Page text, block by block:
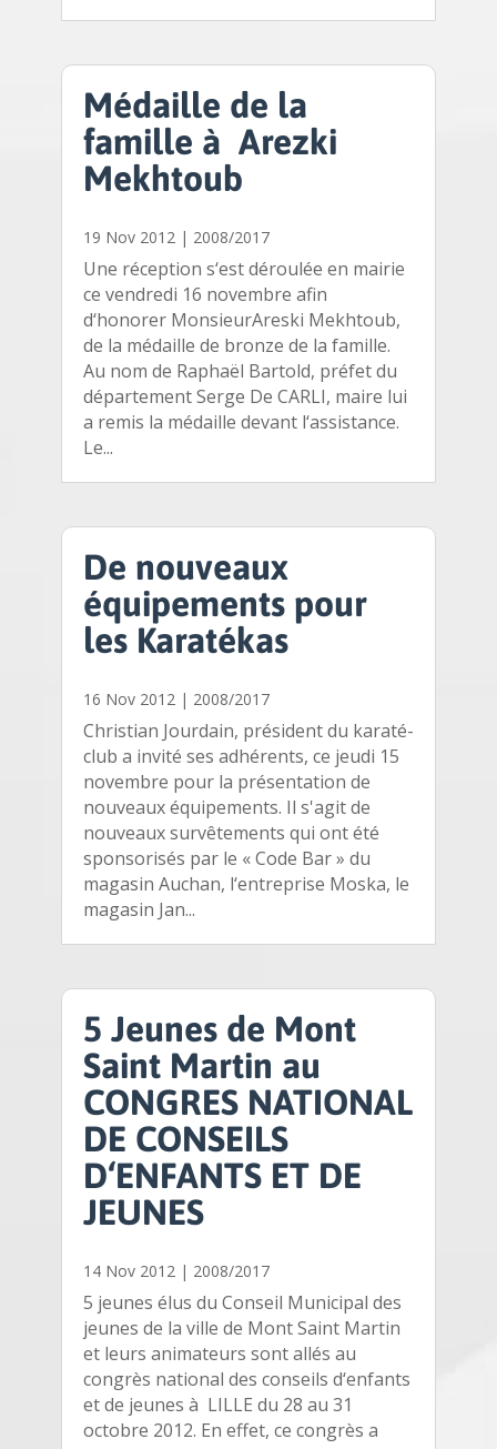
Médaille de la
famille à Arezki
Mekhtoub
19 Nov 2012| 2008/2017
Une réception s‘est déroulée en mairie
ce vendredi 16 novembre afin
d‘honorer MonsieurAreski Mekhtoub,
de la médaille de bronze de la famille.
Au nom de Raphaël Bartold, préfet du
département Serge De CARLI, maire lui
a remis la médaille devant l‘assistance.
Le...
De nouveaux
équipements pour
les Karatékas
16 Nov 2012| 2008/2017
Christian Jourdain, président du karaté-
club a invité ses adhérents, ce jeudi 15
novembre pour la présentation de
nouveaux équipements. Il s'agit de
nouveaux survêtements qui ont été
sponsorisés par le « Code Bar » du
magasin Auchan, l‘entreprise Moska, le
magasin Jan...
5 Jeunes de Mont
Saint Martin au
CONGRES NATIONAL
DE CONSEILS
D‘ENFANTS ET DE
JEUNES
14 Nov 2012| 2008/2017
5 jeunes élus du Conseil Municipal des
jeunes de la ville de Mont Saint Martin
et leurs animateurs sont allés au
congrès national des conseils d‘enfants
et de jeunes à LILLE du 28 au 31
octobre 2012. En effet, ce congrès a